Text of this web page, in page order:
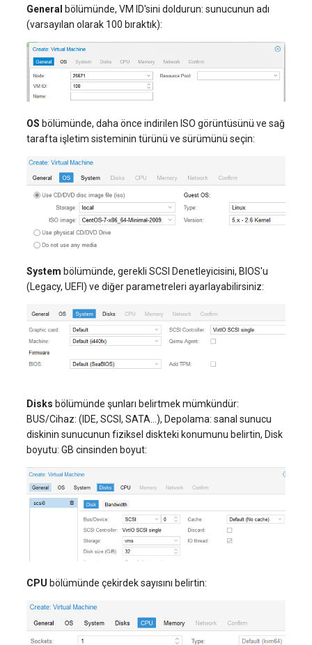
General bölümünde, VM ID'sini doldurun: sunucunun adı
(varsayılan olarak 100 bıraktık):
OS bölümünde, daha önce indirilen ISO görüntüsünü ve sağ
tarafta işletim sisteminin türünü ve sürümünü seçin:
System bölümünde, gerekli SCSI Denetleyicisini, BIOS'u
(Legacy, UEFI) ve diğer parametreleri ayarlayabilirsiniz:
Disks bölümünde şunları belirtmek mümkündür:
BUS/Cihaz: (IDE, SCSI, SATA...), Depolama: sanal sunucu
diskinin sunucunun fiziksel diskteki konumunu belirtin, Disk
boyutu: GB cinsinden boyut:
CPU bölümünde çekirdek sayısını belirtin: